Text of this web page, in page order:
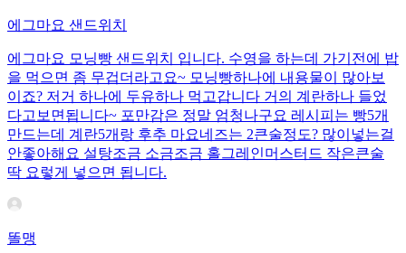
에그마요 샌드위치
에그마요 모닝빵 샌드위치 입니다. 수영을 하는데 가기전에 밥
을 먹으면 좀 무겁더라고요~ 모닝빵하나에 내용물이 많아보
이죠? 저거 하나에 두유하나 먹고갑니다 거의 계란하나 들었
다고보면됩니다~ 포만감은 정말 엄청나구요 레시피는 빵5개
만드는데 계란5개랑 후추 마요네즈는 2큰술정도? 많이넣는걸
안좋아해요 설탕조금 소금조금 홀그레인머스터드 작은큰술
딱 요렇게 넣으면 됩니다.
똘맹